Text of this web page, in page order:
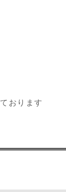
おります